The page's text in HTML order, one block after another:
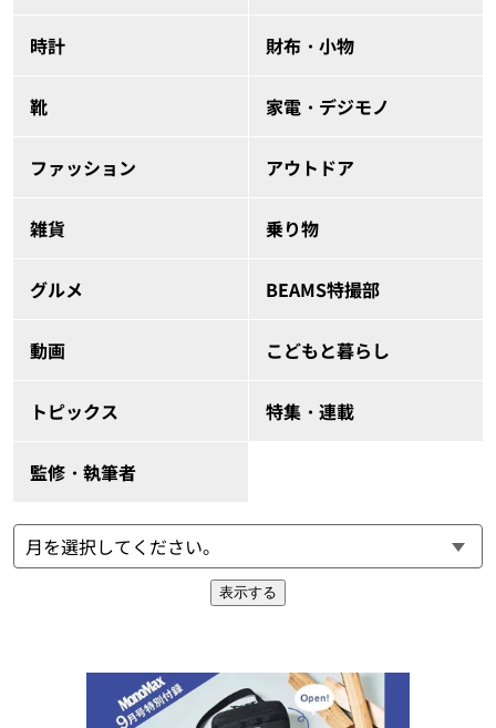
時計 財布・小物
靴 家電・デジモノ
ファッション アウトドア
雑貨 乗り物
グルメ BEAMS特撮部
動画 こどもと暮らし
トピックス 特集・連載
監修・執筆者
表示する